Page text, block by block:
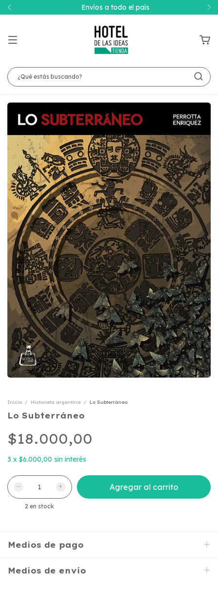
Envíos a todo el país
Inicio / Historieta argentina / Lo Subterráneo
Lo Subterráneo
$18.000,00
3 x $6.000,00 sin interés
2 en stock
Medios de pago
Medios de envío